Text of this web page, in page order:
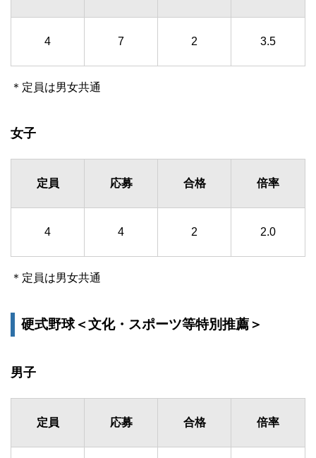
4 7 2 3.5
＊定員は男女共通
女子
定員 応募 合格 倍率
4 4 2 2.0
＊定員は男女共通
硬式野球＜文化・スポーツ等特別推薦＞
男子
定員 応募 合格 倍率